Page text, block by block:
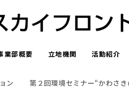
業部概要 立地機関 活動紹介
ン 第２回環境セミナー“かわさ